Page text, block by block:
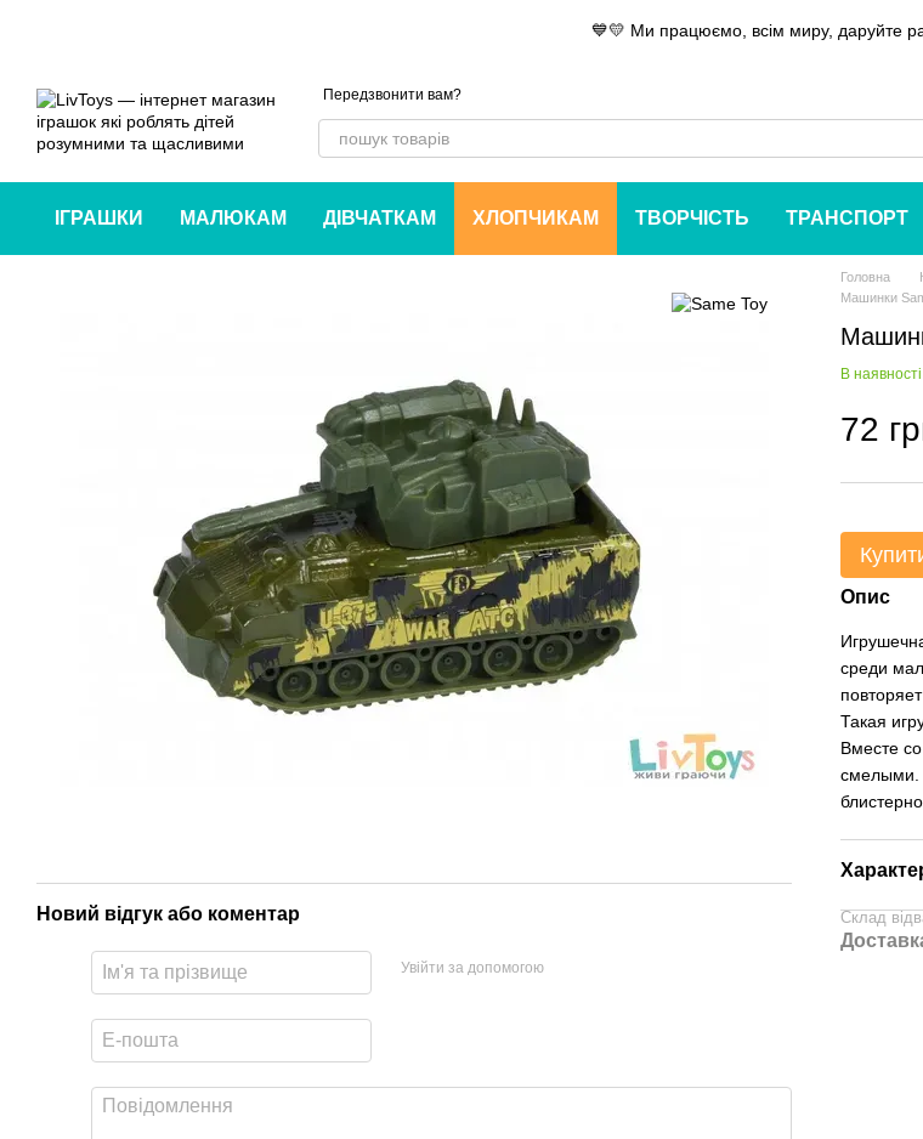
💙💛 Ми працюємо, всім миру, даруйте
Передзвонити вам?
ІГРАШКИ МАЛЮКАМ ДІВЧАТКАМ ХЛОПЧИКАМ ТВОРЧІСТЬ ТРАНСПОРТ
Новий відгук або коментар
Увійти за допомогою
Головна
Машинки
В наявності
72
Опис
среди
Такая
Вместе
смелыми.
Склад